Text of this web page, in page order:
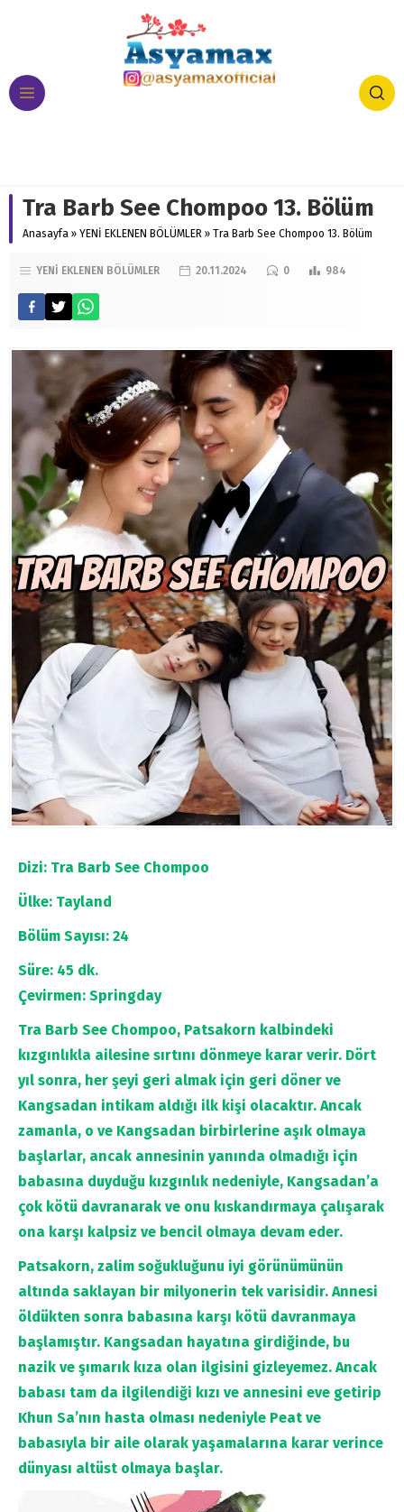
Tra Barb See Chompoo 13. Bölüm
Anasayfa » YENİ EKLENEN BÖLÜMLER » Tra Barb See Chompoo 13. Bölüm
YENİ EKLENEN BÖLÜMLER 20.11.2024 0 984
Dizi: Tra Barb See Chompoo
Ülke: Tayland
Bölüm Sayısı: 24
Süre: 45 dk.
Çevirmen: Springday
Tra Barb See Chompoo, Patsakorn kalbindeki
kızgınlıkla ailesine sırtını dönmeye karar verir. Dört
yıl sonra, her şeyi geri almak için geri döner ve
Kangsadan intikam aldığı ilk kişi olacaktır. Ancak
zamanla, o ve Kangsadan birbirlerine aşık olmaya
başlarlar, ancak annesinin yanında olmadığı için
babasına duyduğu kızgınlık nedeniyle, Kangsadan’a
çok kötü davranarak ve onu kıskandırmaya çalışarak
ona karşı kalpsiz ve bencil olmaya devam eder.
Patsakorn, zalim soğukluğunu iyi görünümünün
altında saklayan bir milyonerin tek varisidir. Annesi
öldükten sonra babasına karşı kötü davranmaya
başlamıştır. Kangsadan hayatına girdiğinde, bu
nazik ve şımarık kıza olan ilgisini gizleyemez. Ancak
babası tam da ilgilendiği kızı ve annesini eve getirip
Khun Sa’nın hasta olması nedeniyle Peat ve
babasıyla bir aile olarak yaşamalarına karar verince
dünyası altüst olmaya başlar.